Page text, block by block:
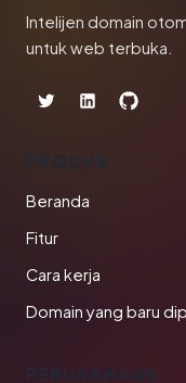
Intelijen domain
untuk web terbuka.
PRODUK
Beranda
Fitur
Cara kerja
Domain yang baru
PERUSAHAAN